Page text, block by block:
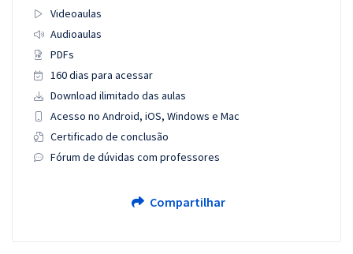
Videoaulas
Audioaulas
PDFs
160 dias para acessar
Download ilimitado das aulas
Acesso no Android, iOS, Windows e Mac
Certificado de conclusão
Fórum de dúvidas com professores
Compartilhar